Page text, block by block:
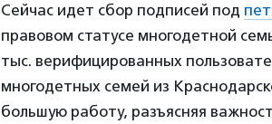
Сейчас идет сбор подписей под
правовом статусе многодетной
тыс. верифицированных
многодетных семей из
большую работу, разъясняя